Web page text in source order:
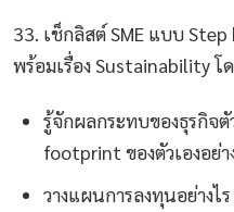
33. เช็กลิสต์ SME แบบ
พร้อมเรื่อง Sustainability โ
รู้จักผลกระทบของธุรกิจตั
footprint ของตัวเองอย่า
วางแผนการลงทุนอย่าง